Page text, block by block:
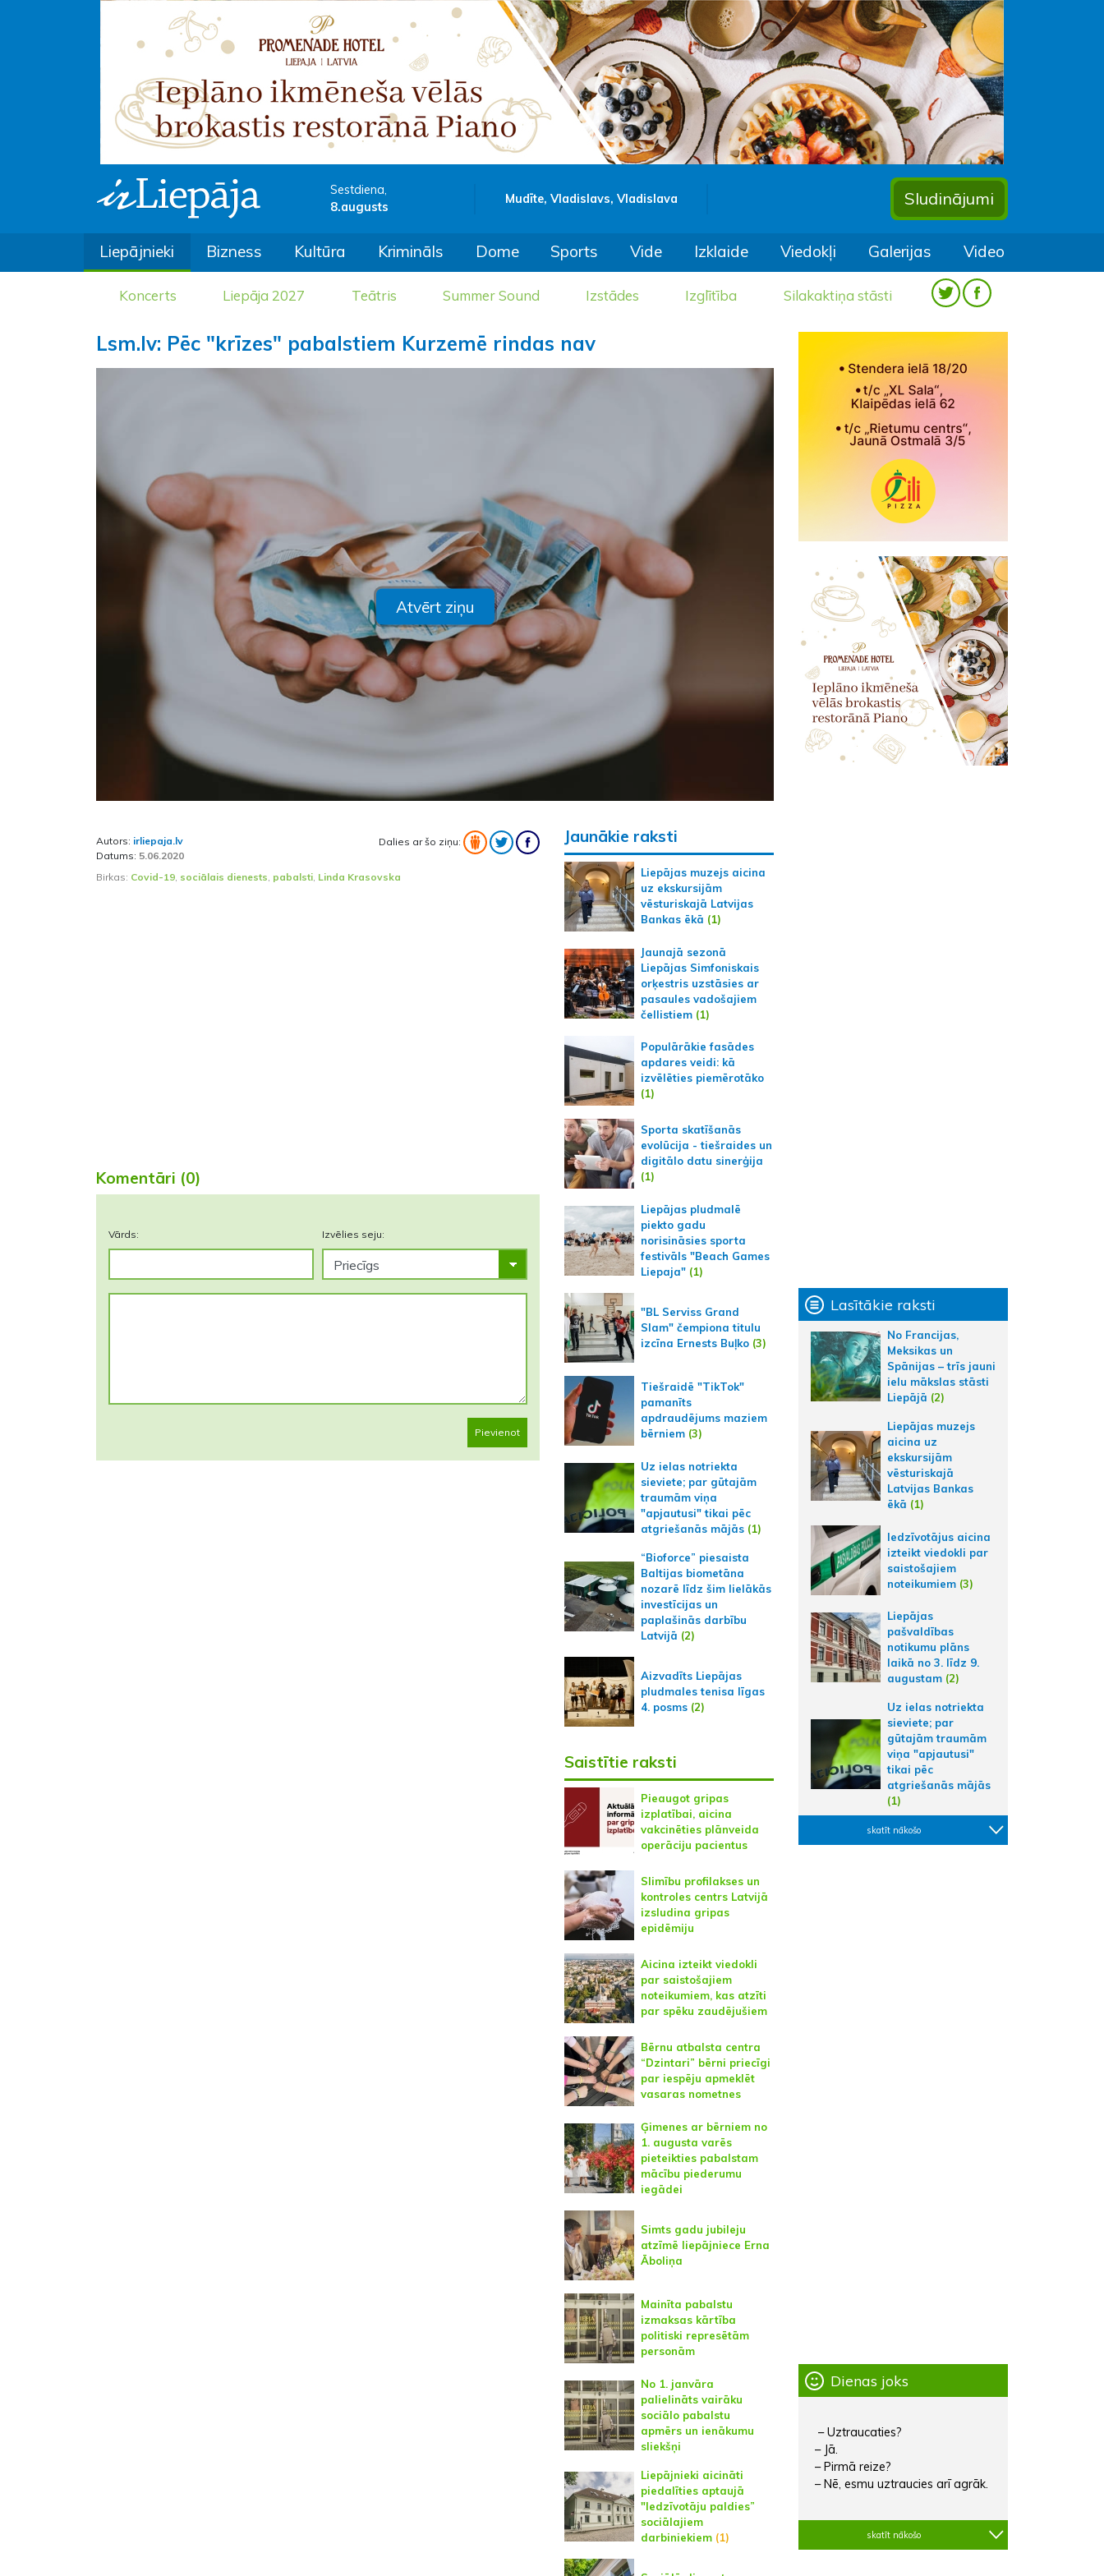
Sestdiena,
8.augusts
Mudīte, Vladislavs, Vladislava Sludinājumi
Liepājnieki Bizness Kultūra Krimināls Dome Sports Vide Izklaide Viedokļi Galerijas Video
Koncerts Liepāja 2027 Teātris Summer Sound Izstādes Izglītība Silakaktiņa stāsti
Lsm.lv: Pēc "krīzes" pabalstiem Kurzemē rindas nav
Atvērt ziņu
Autors: irliepaja.lv
Datums: 5.06.2020
Dalies ar šo ziņu:
Birkas: Covid-19 sociālais dienests pabalsti Linda Krasovska
Komentāri (0)
Vārds: Izvēlies seju:
Pievienot
Jaunākie raksti
Liepājas muzejs aicina
uz ekskursijām
vēsturiskajā Latvijas
Bankas ēkā (1)
Jaunajā sezonā
Liepājas Simfoniskais
orķestris uzstāsies ar
pasaules vadošajiem
čellistiem(1)
Populārākie fasādes
apdares veidi: kā
izvēlēties piemērotāko
(1)
Sporta skatīšanās
evolūcija - tiešraides un
digitālo datu sinerģija
(1)
Liepājas pludmalē
piekto gadu
norisināsies sporta
festivāls "Beach Games
Liepaja"(1)
"BL Serviss Grand
Slam" čempiona titulu
izcīna Ernests Buļko(3)
Tiešraidē "TikTok"
pamanīts
apdraudējums maziem
bērniem(3)
Uz ielas notriekta
sieviete; par gūtajām
traumām viņa
"apjautusi" tikai pēc
atgriešanās mājās(1)
“Bioforce” piesaista
Baltijas biometāna
nozarē līdz šim lielākās
investīcijas un
paplašinās darbību
Latvijā (2)
Aizvadīts Liepājas
pludmales tenisa līgas
4. posms(2)
Saistītie raksti
Pieaugot gripas
izplatībai, aicina
vakcinēties plānveida
operāciju pacientus
Slimību profilakses un
kontroles centrs Latvijā
izsludina gripas
epidēmiju
Aicina izteikt viedokli
par saistošajiem
noteikumiem, kas atzīti
par spēku zaudējušiem
Bērnu atbalsta centra
“Dzintari” bērni priecīgi
par iespēju apmeklēt
vasaras nometnes
Ģimenes ar bērniem no
1. augusta varēs
pieteikties pabalstam
mācību piederumu
iegādei
Simts gadu jubileju
atzīmē liepājniece Erna
Āboliņa
Mainīta pabalstu
izmaksas kārtība
politiski represētām
personām
No 1. janvāra
palielināts vairāku
sociālo pabalstu
apmērs un ienākumu
sliekšņi
Liepājnieki aicināti
piedalīties aptaujā
"Iedzīvotāju paldies”
sociālajiem
darbiniekiem(1)
Lasītākie raksti
No Francijas,
Meksikas un
Spānijas – trīs jauni
ielu mākslas stāsti
Liepājā (2)
Liepājas muzejs
aicina uz
ekskursijām
vēsturiskajā
Latvijas Bankas
ēkā (1)
Iedzīvotājus aicina
izteikt viedokli par
saistošajiem
noteikumiem (3)
Liepājas
pašvaldības
notikumu plāns
laikā no 3. līdz 9.
augustam (2)
Uz ielas notriekta
sieviete; par
gūtajām traumām
viņa "apjautusi"
tikai pēc
atgriešanās mājās
(1)
skatīt nākošo
Dienas joks
– Uztraucaties?
– Jā.
– Pirmā reize?
– Nē, esmu uztraucies arī agrāk.
skatīt nākošo